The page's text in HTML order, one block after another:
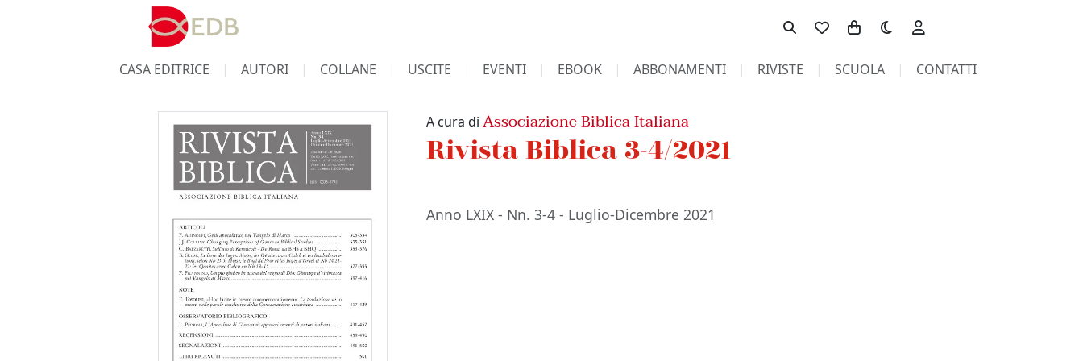
Toggle theme
CASA EDITRICE AUTORI COLLANE USCITE EVENTI EBOOK ABBONAMENTI RIVISTE SCUOLA CONTATTI
A cura diAssociazione Biblica Italiana
Rivista Biblica 3-4/2021
Anno LXIX - Nn. 3-4 - Luglio-Dicembre 2021